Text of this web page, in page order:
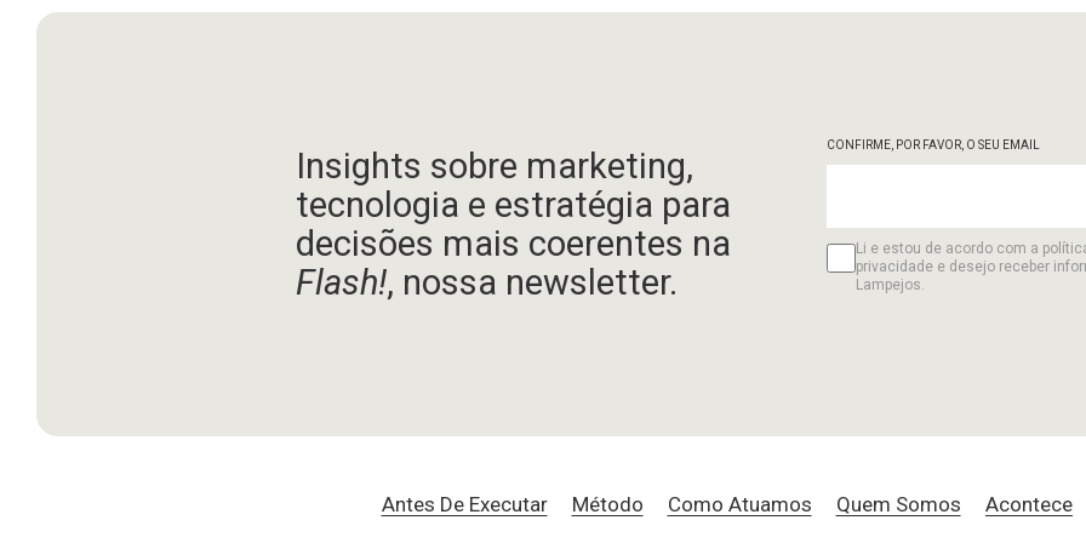
Insights sobre marketing,
tecnologia e estratégia para
decisões mais coerentes na
Flash!, nossa newsletter.
CONFIRME, POR FAVOR, O SEU EMAIL
Li e estou de acordo com a
privacidade e desejo receber
Lampejos.
Antes De Executar Método Como Atuamos Quem Somos Acontece